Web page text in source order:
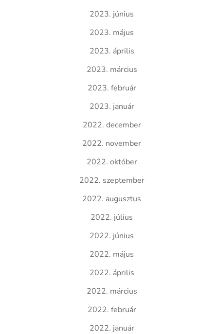
2023. június
2023. május
2023. április
2023. március
2023. február
2023. január
2022. december
2022. november
2022. október
2022. szeptember
2022. augusztus
2022. július
2022. június
2022. május
2022. április
2022. március
2022. február
2022. január